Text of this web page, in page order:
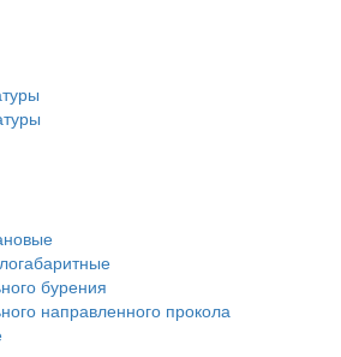
бурения
направленного прокола